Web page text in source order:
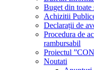
Buget din toate
Achizitii
Declarații de
Procedura de
rambursabil
Proiectul
Noutati